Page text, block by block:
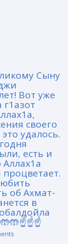
Сыну
Вот уже
г1азот
своего
удалось.
есть и
об Ахмат-
в